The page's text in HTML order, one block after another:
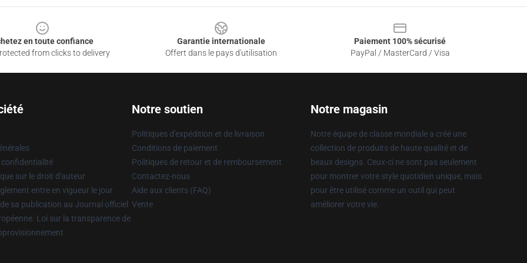
en toute confiance
from clicks to delivery
Garantie internationale
Offert dans le pays d'utilisation
Paiement 100% sécurisé
PayPal / MasterCard / Visa
confidentialité
sur le droit d'auteur
entre en vigueur le jour
sa publication au Journal officiel
Loi sur la transparence de
Notre soutien
Politiques d'expédition et de livraison
Conditions de paiement
Politiques de retour et de remboursement
Contactez-nous
Aide aux clients (FAQ)
Vente
Notre magasin
Notre équipe de classe mondiale a créé une
collection de produits de haute qualité et de
beaux designs. Ceux-ci ne sont pas seulement
pour montrer votre style quotidien unique, mais
pour être utilisé comme un outil qui peut
améliorer votre vie.